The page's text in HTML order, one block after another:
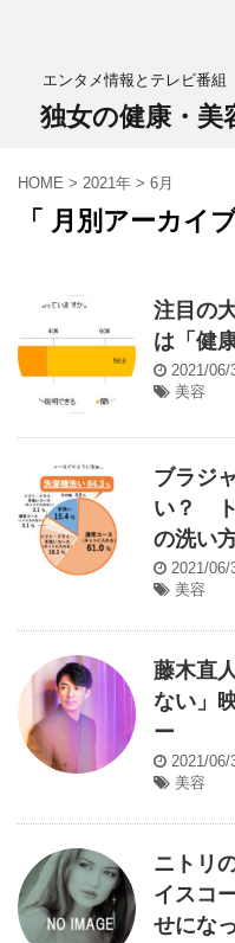
エンタメ情報とテレビ番組
独女の健康・美
HOME > 2021年 > 6月
「 月別アーカイ
注目の
は「健
2021/06/
美容
ブラジ
い？ ト
の洗い
2021/06/
美容
藤木直
ない」
ー
2021/06/
美容
ニトリ
イスコ
せにな